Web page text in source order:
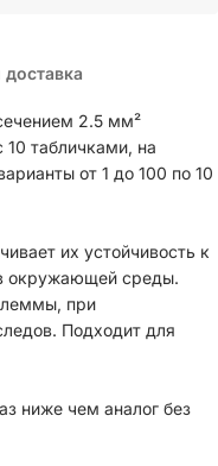
2.5 мм²
10 табличками, на
от 1 до 100 по 10
окружающей среды.
при
Подходит для
ниже чем аналог без